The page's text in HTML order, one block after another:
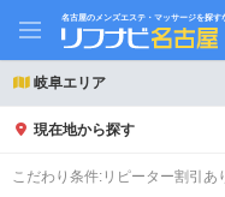
名古屋のメンズエステ・マッサージを探す
岐阜エリア
現在地から探す
こだわり条件: リピーター割引あ